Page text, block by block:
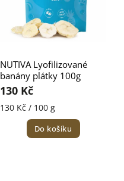
NUTIVA Lyofilizované
banány plátky 100g
130 Kč
130 Kč / 100 g
Do košíku